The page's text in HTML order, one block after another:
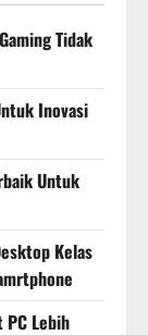
Tidak
Inovasi
Untuk
Kelas
PC Lebih